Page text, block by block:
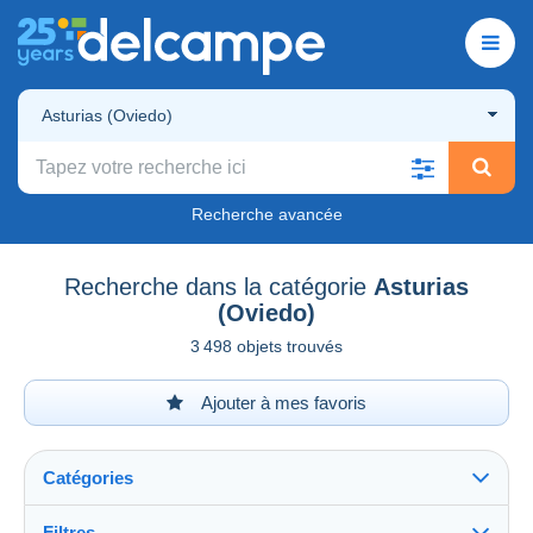
Asturias (Oviedo)
Recherche avancée
Recherche dans la catégorie Asturias
(Oviedo)
3 498 objets trouvés
Ajouter à mes favoris
Catégories